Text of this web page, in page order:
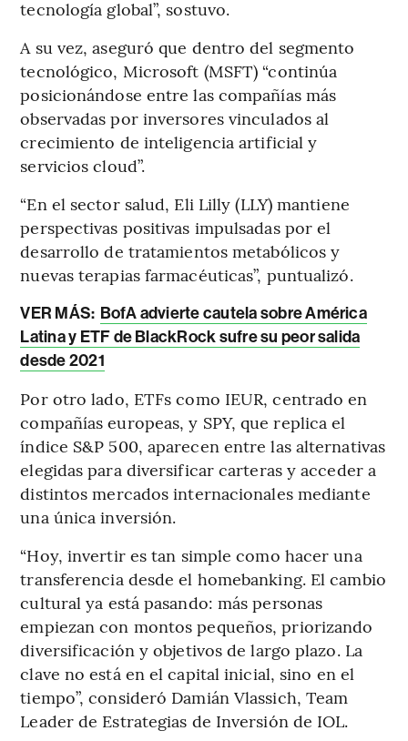
tecnología global”, sostuvo.
A su vez, aseguró que dentro del segmento
tecnológico, Microsoft (MSFT) “continúa
posicionándose entre las compañías más
observadas por inversores vinculados al
crecimiento de inteligencia artificial y
servicios cloud”.
“En el sector salud, Eli Lilly (LLY) mantiene
perspectivas positivas impulsadas por el
desarrollo de tratamientos metabólicos y
nuevas terapias farmacéuticas”, puntualizó.
VER MÁS: BofA advierte cautela sobre América
Latina y ETF de BlackRock sufre su peor salida
desde 2021
Por otro lado, ETFs como IEUR, centrado en
compañías europeas, y SPY, que replica el
índice S&P 500, aparecen entre las alternativas
elegidas para diversificar carteras y acceder a
distintos mercados internacionales mediante
una única inversión.
“Hoy, invertir es tan simple como hacer una
transferencia desde el homebanking. El cambio
cultural ya está pasando: más personas
empiezan con montos pequeños, priorizando
diversificación y objetivos de largo plazo. La
clave no está en el capital inicial, sino en el
tiempo”, consideró Damián Vlassich, Team
Leader de Estrategias de Inversión de IOL.